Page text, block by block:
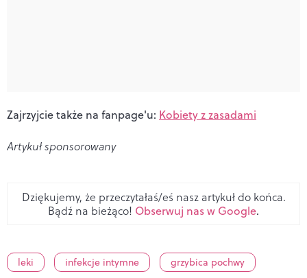
Zajrzyjcie także na fanpage'u: Kobiety z zasadami
Artykuł sponsorowany
Dziękujemy, że przeczytałaś/eś nasz artykuł do końca.
Bądź na bieżąco! Obserwuj nas w Google.
leki infekcje intymne grzybica pochwy